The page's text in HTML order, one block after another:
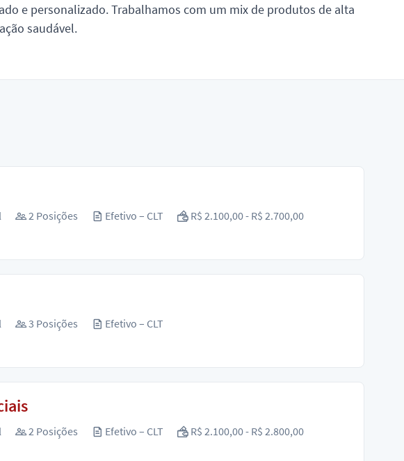
e personalizado. Trabalhamos com um mix de produtos de alta
saudável.
2 Posições Efetivo – CLT R$ 2.100,00 - R$ 2.700,00
3 Posições Efetivo – CLT
2 Posições Efetivo – CLT R$ 2.100,00 - R$ 2.800,00